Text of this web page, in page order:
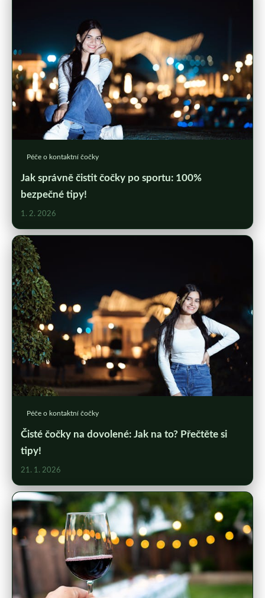
Péče o kontaktní čočky
Jak správně čistit čočky po sportu: 100%
bezpečné tipy!
1. 2. 2026
Péče o kontaktní čočky
Čisté čočky na dovolené: Jak na to? Přečtěte si
tipy!
21. 1. 2026